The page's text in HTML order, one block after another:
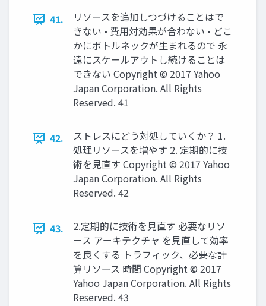
41.
リソースを追加しつづけることはで
きない • 費用対効果が合わない • どこ
かにボトルネックが生まれるので 永
遠にスケールアウトし続けることは
できない Copyright © 2017 Yahoo
Japan Corporation. All Rights
Reserved. 41
42.
ストレスにどう対処していくか？ 1.
処理リソースを増やす 2. 定期的に技
術を見直す Copyright © 2017 Yahoo
Japan Corporation. All Rights
Reserved. 42
43.
2.定期的に技術を見直す 必要なリソ
ース アーキテクチャ を見直して効率
を良くする トラフィック、必要な計
算リソース 時間 Copyright © 2017
Yahoo Japan Corporation. All Rights
Reserved. 43